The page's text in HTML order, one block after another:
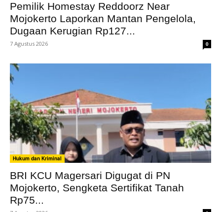
Pemilik Homestay Reddoorz Near
Mojokerto Laporkan Mantan Pengelola,
Dugaan Kerugian Rp127...
7 Agustus 2026 0
Hukum dan Kriminal
BRI KCU Magersari Digugat di PN
Mojokerto, Sengketa Sertifikat Tanah
Rp75...